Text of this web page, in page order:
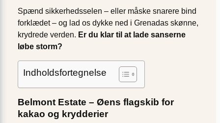
Spænd sikkerhedsselen – eller måske snarere bind
forklædet – og lad os dykke ned i Grenadas skønne,
krydrede verden. Er du klar til at lade sanserne
løbe storm?
Indholdsfortegnelse
Belmont Estate – Øens flagskib for
kakao og krydderier